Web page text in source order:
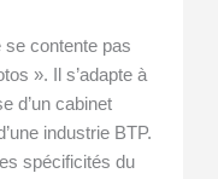
se contente pas
». Il s’adapte à
d’un cabinet
industrie BTP.
spécificités du